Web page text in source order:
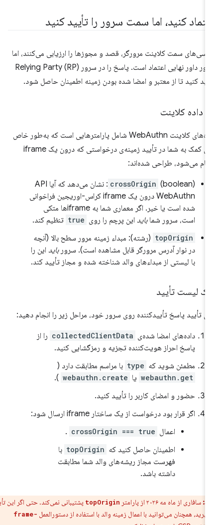
کنید، اما سمت سرور را تأیید کنید
سمت کلاینت مرورگر، قصد و مجوزها را ارزیابی می‌کنند، اما
سرور داور نهایی اعتماد است. پاسخ را در سرور Relying Party (RP)
کنید تا از معتبر و امضا شده بودن زمینه اطمینان حاصل شود.
داده کلاینت
داده‌های کلاینت WebAuthn شامل پارامترهایی است که به‌طور خاص
برای کمک به شما در تأیید زمینه‌ی درخواستی که درون یک iframe
می‌شود، طراحی شده‌اند:
crossOrigin
(boolean): نشان می‌دهد که آیا API
WebAuthn درون یک iframe کراس-اوریجین فراخوانی
شده است یا خیر. اگر معماری شما به iframeها متکی
است، سرور شماباید این پرچم را روی true تنظیم کند.
topOrigin (رشته): مبداء زمینه مرور سطح بالا (آنچه
در نوار آدرس مرورگر قابل مشاهده است). سرورباید این را
با لیستی از مبداءهای والد شناخته شده و مجاز تأیید کند.
لیست تأیید
تأیید پاسخ تأییدکننده روی سرور خود، مراحل زیر را انجام دهید:
داده‌های امضا شده‌ی collectedClientData را از
پاسخ احراز هویت‌کننده تجزیه و رمزگشایی کنید.
مطمئن شوید که type با مراسم مطابقت دارد (
webauthn.get یا webauthn.create
).
حضور و امضای کاربر را تأیید کنید.
اگر قرار بود درخواست از یک ساختار iframe ارسال شود:
اعمال crossOrigin === true
.
اطمینان حاصل کنید که topOrigin با
فهرست مجاز ریشه‌های والد شما مطابقت
داشته باشد.
سافاری از ماه مه ۲۰۲۶ از پارامتر topOriginپشتیبانی نمی‌کند. حتی اگر این تأیید
همچنان می‌توانید با اعمال زمینه والد با استفاده از دستورالعملframe-